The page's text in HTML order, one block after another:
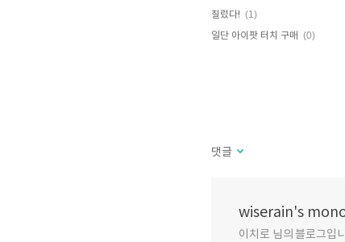
질렀다! (1)
일단 아이팟 터치 구매 (0)
댓글
wiserain's
이치로 님의 블로그입